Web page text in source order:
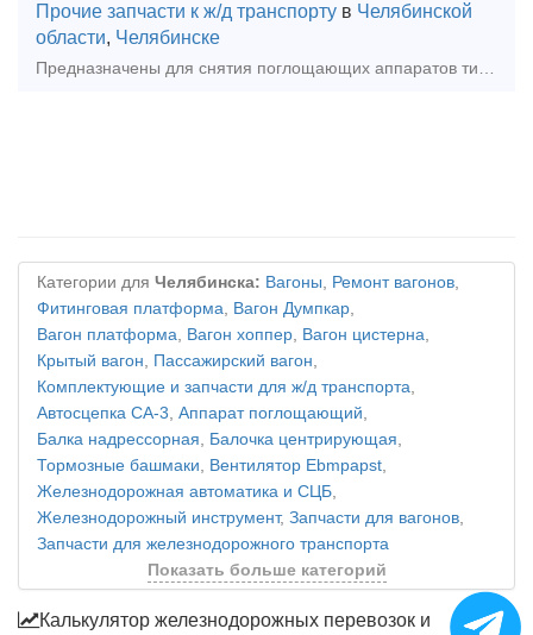
Прочие запчасти к ж/д транспорту в Челябинской
области, Челябинске
Предназначены для снятия поглощающих аппаратов типа Ш - 1-тМ, Ш - 2-в, Ш - 2-т и Ш6-тО - 4У вагонов и локомотивов при выполнении ремонтных работ. Приспособление позволяет сократить время сн
Категории для Челябинска: Вагоны, Ремонт вагонов,
Фитинговая платформа, Вагон Думпкар,
Вагон платформа, Вагон хоппер, Вагон цистерна,
Крытый вагон, Пассажирский вагон,
Комплектующие и запчасти для ж/д транспорта,
Автосцепка СА-3, Аппарат поглощающий,
Балка надрессорная, Балочка центрирующая,
Тормозные башмаки, Вентилятор Ebmpapst,
Железнодорожная автоматика и СЦБ,
Железнодорожный инструмент, Запчасти для вагонов,
Запчасти для железнодорожного транспорта
Показать больше категорий
Калькулятор железнодорожных перевозок и